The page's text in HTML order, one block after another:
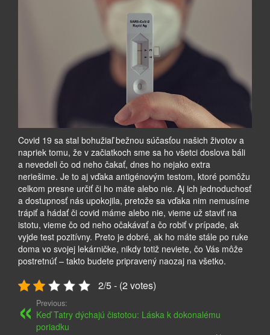
Covid 19 sa stal bohužiaľ bežnou súčasťou našich životov a
napriek tomu, že v začiatkoch sme sa ho všetci doslova báli
a nevedeli čo od neho čakať, dnes ho nejako extra
neriešime. Je to aj vďaka antigénovým testom, ktoré pomôžu
celkom presne určiť či ho máte alebo nie. Aj ich jednoduchosť
a dostupnosť nás upokojila, pretože sa vďaka nim nemusíme
trápiť a hádať či covid máme alebo nie, vieme už staviť na
istotu, vieme čo od neho očakávať a čo robiť v prípade, ak
vyjde test pozitívny. Preto je dobré, ak ho máte stále po ruke
doma vo svojej lekárničke, nikdy totiž neviete, čo Vás môže
postretnúť – takto budete pripravený naozaj na všetko.
2/5 - (2 votes)
Previous:
Keď Tatry dýchajú čistotou: Láska k dokonalému
poriadku